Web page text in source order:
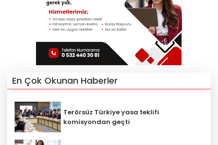
En Çok Okunan Haberler
Terörsüz Türkiye yasa teklifi
komisyondan geçti